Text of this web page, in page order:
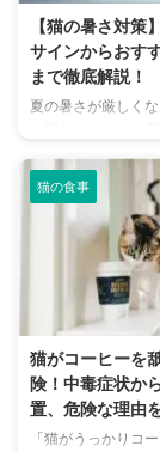
はないでしょうか
は、大阪府内にあ
ランを厳選し、料金
条件、設備など、気
網羅的に解説しま
や、初心者でも安
ための ...
【猫の暑さ対策
サインからおす
まで徹底解説！
夏の暑さが厳しく
になりますよね。
少なく、人間のよう
体温を調節すること
め、熱中症になり
す。 この記事では
の初期サインから
わずにできる効果
快適に過ごせるひ
さらに、留守番中の
が本当に喜ぶ暑さ対
当メディアの編集部
た体験談もご紹介
猫の食事
猫がコーヒーを
険！中毒症状か
置、危険な理由
「猫がうっかりコ